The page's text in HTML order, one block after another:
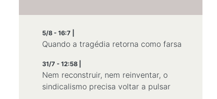
5/8 - 16:7 |
Quando a tragédia retorna como farsa
31/7 - 12:58 |
Nem reconstruir, nem reinventar, o
sindicalismo precisa voltar a pulsar